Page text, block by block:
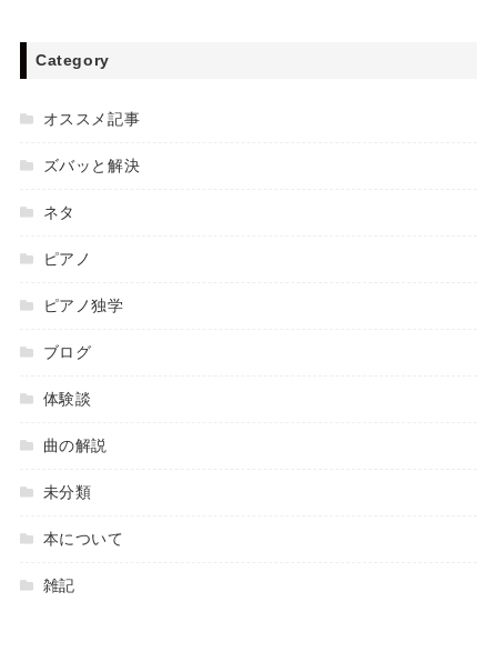
Category
オススメ記事
ズバッと解決
ネタ
ピアノ
ピアノ独学
ブログ
体験談
曲の解説
未分類
本について
雑記